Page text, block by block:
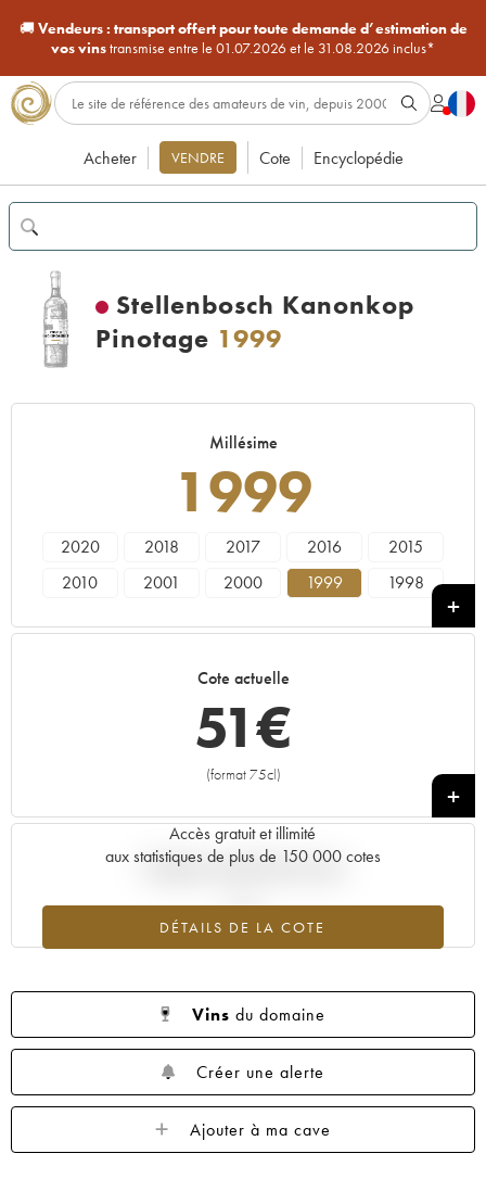
🚚Vendeurs : transport offert pour toute demande d’estimation de
vos vinstransmise entre le 01.07.2026 et le 31.08.2026 inclus*
Acheter VENDRE Cote Encyclopédie
Stellenbosch Kanonkop
Pinotage 1999
Millésime
1999
2020 2018 2017 2016
2015
2010
2001 2000 1999
1998
Cote actuelle
51€
(format 75cl)
+
Accès gratuit et illimité
aux statistiques de plus de 150 000 cotes
DÉTAILS DE LA COTE
Tendance actuelle de la cote
Vins du domaine
Créer une alerte
Ajouter à ma cave